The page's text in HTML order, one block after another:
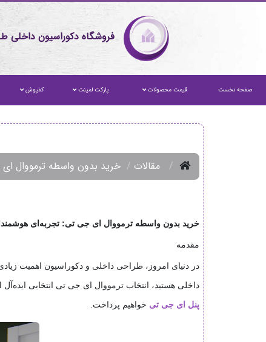
فروشگاه دکوراسیون داخلی
صفحه نخست قیمت محصولات پارکت لمینت کفپوش
مقالات خرید بدون واسطه ترمووال
خرید بدون واسطه ترمووال ای جی تی: تجربه‌ای
مقدمه
در دنیای امروز، طراحی داخلی و دکوراسیون اهمیت
داخلی هستید، انتخاب ترمووال ای جی تی انتخابی
پنل ای جی تی خواهیم پرداخت.